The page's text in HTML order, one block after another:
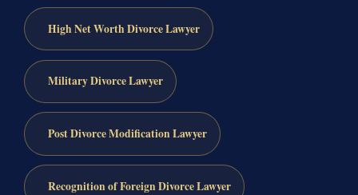
High Net Worth Divorce Lawyer
Military Divorce Lawyer
Post Divorce Modification Lawyer
Recognition of Foreign Divorce Lawyer